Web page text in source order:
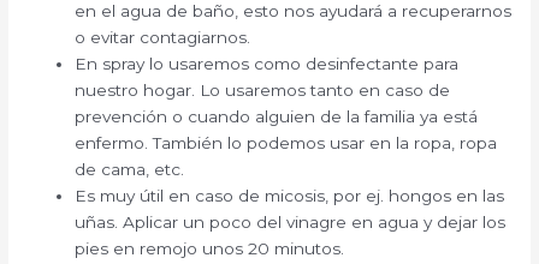
en el agua de baño, esto nos ayudará a recuperarnos
o evitar contagiarnos.
En spray lo usaremos como desinfectante para
nuestro hogar. Lo usaremos tanto en caso de
prevención o cuando alguien de la familia ya está
enfermo. También lo podemos usar en la ropa, ropa
de cama, etc.
Es muy útil en caso de micosis, por ej. hongos en las
uñas. Aplicar un poco del vinagre en agua y dejar los
pies en remojo unos 20 minutos.